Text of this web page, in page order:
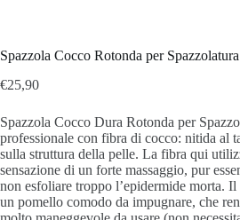
Spazzola Cocco Rotonda per
€25,90
Spazzola Cocco Dura Rotonda per
professionale con fibra di cocco: nitida al
sulla struttura della pelle. La fibra qui
sensazione di un forte massaggio, pur
non esfoliare troppo l’epidermide morta. Il
un pomello comodo da impugnare, che